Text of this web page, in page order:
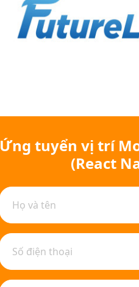
Ứng tuyển vị trí
(React